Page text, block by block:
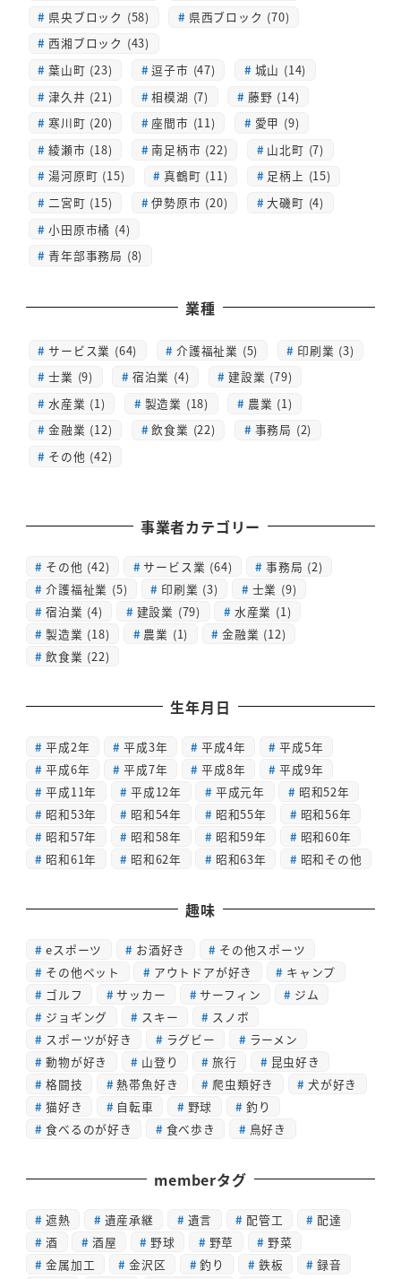
県央ブロック (58)
県西ブロック (70)
西湘ブロック (43)
葉山町 (23)
逗子市 (47)
城山 (14)
津久井 (21)
相模湖 (7)
藤野 (14)
寒川町 (20)
座間市 (11)
愛甲 (9)
綾瀬市 (18)
南足柄市 (22)
山北町 (7)
湯河原町 (15)
真鶴町 (11)
足柄上 (15)
二宮町 (15)
伊勢原市 (20)
大磯町 (4)
小田原市橘 (4)
青年部事務局 (8)
業種
サービス業 (64) 介護福祉業 (5)
印刷業 (3)
士業 (9)
宿泊業 (4)
建設業 (79)
水産業 (1)
製造業 (18)
農業 (1)
金融業 (12)
飲食業 (22)
事務局 (2)
その他 (42)
事業者カテゴリー
その他 (42) サービス業 (64) 事務局 (2)
介護福祉業 (5) 印刷業 (3) 士業 (9)
宿泊業 (4) 建設業 (79) 水産業 (1)
製造業 (18) 農業 (1) 金融業 (12)
飲食業 (22)
生年月日
平成2年 平成3年 平成4年
平成5年
平成6年
平成7年 平成8年
平成9年
平成11年
平成12年 平成元年
昭和52年
昭和53年
昭和54年 昭和55年
昭和56年
昭和57年
昭和58年 昭和59年
昭和60年
昭和61年
昭和62年 昭和63年 昭和その他
趣味
eスポーツ お酒好き
その他スポーツ
その他ペット
アウトドアが好き
キャンプ
ゴルフ
サッカー サーフィン
ジム
ジョギング
スキー
スノボ
スポーツが好き
ラグビー
ラーメン
動物が好き
山登り 旅行
昆虫好き
格闘技
熱帯魚好き 爬虫類好き
犬が好き
猫好き
自転車 野球
釣り
食べるのが好き
食べ歩き 鳥好き
memberタグ
遮熱 遺産承継 遺言 配管工
配達
酒
酒屋 野球 野草
野菜
金属加工
金沢区 釣り 鉄板
録音